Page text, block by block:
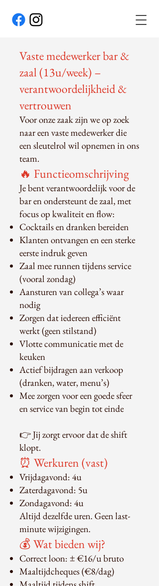
Vaste medewerker bar &
zaal (13u/week) –
verantwoordelijkheid &
vertrouwen
Voor onze zaak zijn we op zoek
naar een vaste medewerker die
een sleutelrol wil opnemen in ons
team.
🔥 Functieomschrijving
Je bent verantwoordelijk voor de
bar en ondersteunt de zaal, met
focus op kwaliteit en flow:
Cocktails en dranken bereiden
Klanten ontvangen en een sterke
eerste indruk geven
Zaal mee runnen tijdens service
(vooral zondag)
Aansturen van collega’s waar
nodig
Zorgen dat iedereen efficiënt
werkt (geen stilstand)
Vlotte communicatie met de
keuken
Actief bijdragen aan verkoop
(dranken, water, menu’s)
Mee zorgen voor een goede sfeer
en service van begin tot einde
👉 Jij zorgt ervoor dat de shift
klopt.
⏰ Werkuren (vast)
Vrijdagavond: 4u
Zaterdagavond: 5u
Zondagavond: 4u
Altijd dezelfde uren. Geen last-
minute wijzigingen.
💰 Wat bieden wij?
Correct loon: ± €16/u bruto
Maaltijdcheques (€8/dag)